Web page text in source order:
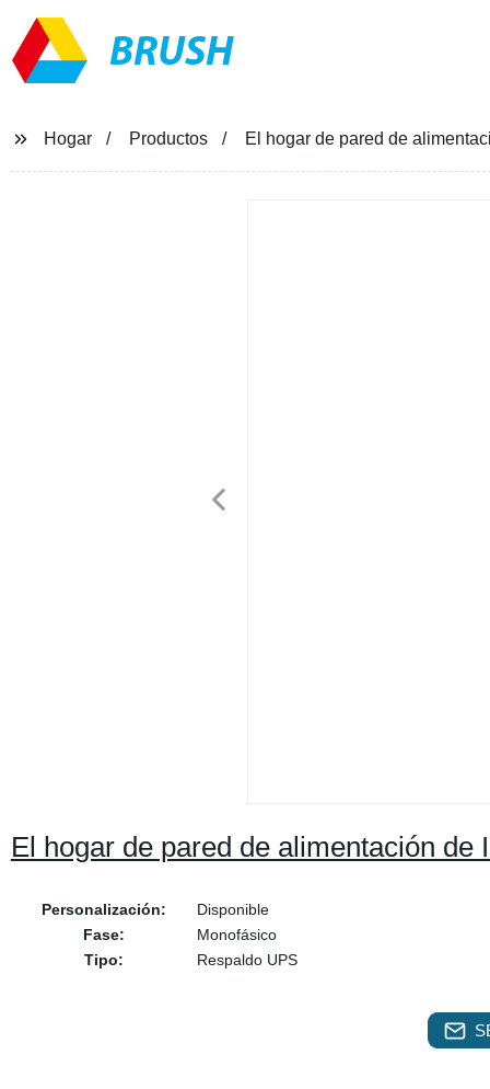
BRUSH
Hogar Productos El hogar de pared de
El hogar de pared de alimentación de
Personalización:
Disponible
Fase:
Monofásico
Tipo:
Respaldo UPS